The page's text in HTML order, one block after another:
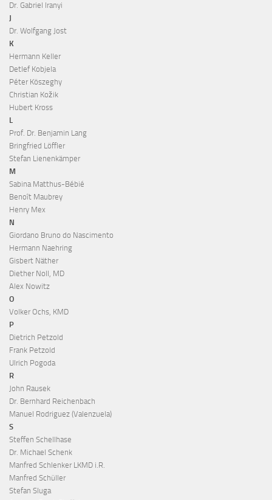
Dr. Gabriel Iranyi
J
Dr. Wolfgang Jost
K
Hermann Keller
Detlef Kobjela
Péter Köszeghy
Christian Kožik
Hubert Kross
L
Prof. Dr. Benjamin Lang
Bringfried Löffler
Stefan Lienenkämper
M
Sabina Matthus-Bébié
Benoît Maubrey
Henry Mex
N
Giordano Bruno do Nascimento
Hermann Naehring
Gisbert Näther
Diether Noll, MD
Alex Nowitz
O
Volker Ochs, KMD
P
Dietrich Petzold
Frank Petzold
Ulrich Pogoda
R
John Rausek
Dr. Bernhard Reichenbach
Manuel Rodriguez (Valenzuela)
S
Steffen Schellhase
Dr. Michael Schenk
Manfred Schlenker LKMD i.R.
Manfred Schüller
Stefan Sluga